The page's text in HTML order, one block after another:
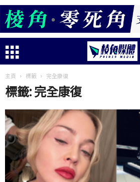
主頁 標籤 完全康復
標籤: 完全康復